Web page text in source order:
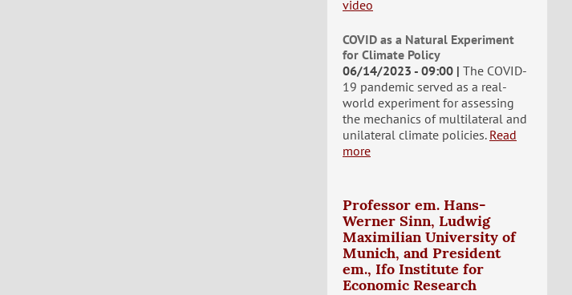
video
COVID as a Natural Experiment
for Climate Policy
06/14/2023 - 09:00 The COVID-
19 pandemic served as a real-
world experiment for assessing
the mechanics of multilateral and
unilateral climate policies. Read
more
Professor em. Hans-
Werner Sinn, Ludwig
Maximilian University of
Munich, and President
em., Ifo Institute for
Economic Research